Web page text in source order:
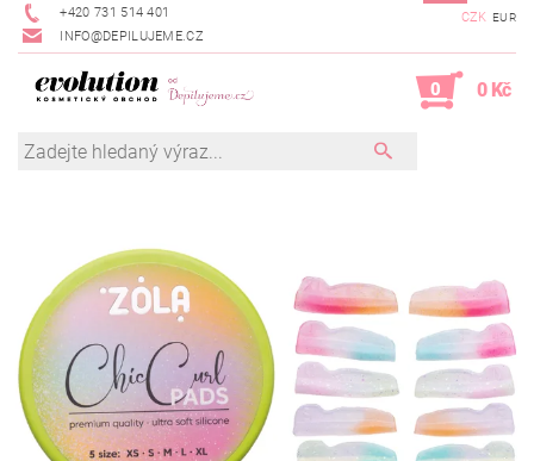
+420 731 514 401
INFO@DEPILUJEME.CZ
CZK EUR
0 0 Kč